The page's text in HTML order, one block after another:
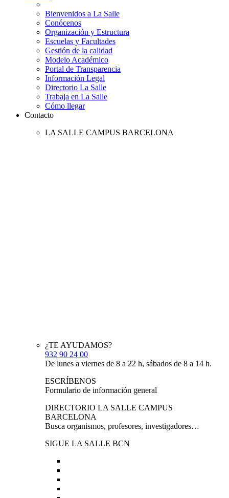
Bienvenidos a La Salle
Conócenos
Organización y Estructura
Escuelas y Facultades
Gestión de la calidad
Modelo Académico
Portal de Transparencia
Información Legal
Directorio La Salle
Trabaja en La Salle
Cómo llegar
Contacto
LA SALLE CAMPUS BARCELONA
¿TE AYUDAMOS?
932 90 24 00
De lunes a viernes de 8 a 22 h, sábados de 8 a 14 h.
ESCRÍBENOS
Formulario de información general
DIRECTORIO LA SALLE CAMPUS
BARCELONA
Busca organismos, profesores, investigadores…
SIGUE LA SALLE BCN